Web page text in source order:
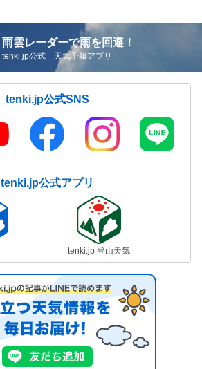
雨雲レーダーで雨を回避！
tenki.jp公式 天気予報アプリ
tenki.jp公式SNS
tenki.jp公式アプリ
tenki.jp 登山天気